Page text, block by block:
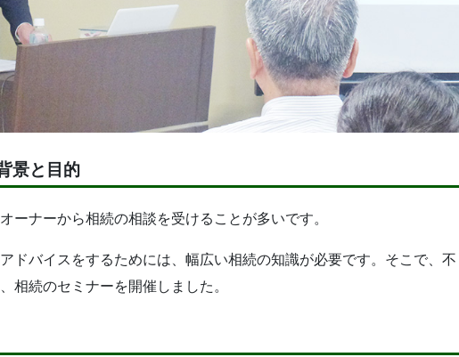
景と目的
ーナーから相続の相談を受けることが多いです。
ドバイスをするためには、幅広い相続の知識が必要です。そこで、不
相続のセミナーを開催しました。